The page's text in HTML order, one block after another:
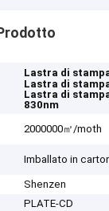
Lastra di
Lastra di
Lastra di
830nm
2000000㎡/moth
Imballato in
Shenzen
PLATE-CD